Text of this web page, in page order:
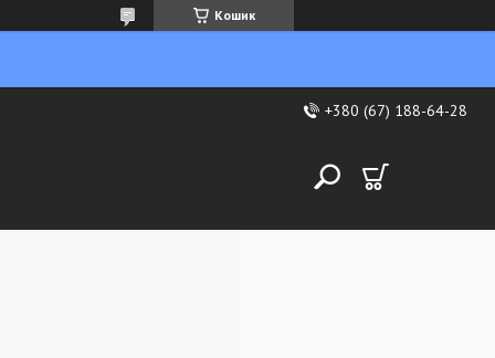
Кошик
+380 (67) 188-64-28